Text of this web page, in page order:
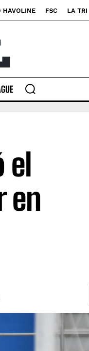
HAVOLINE FSC LA TRI
el
en